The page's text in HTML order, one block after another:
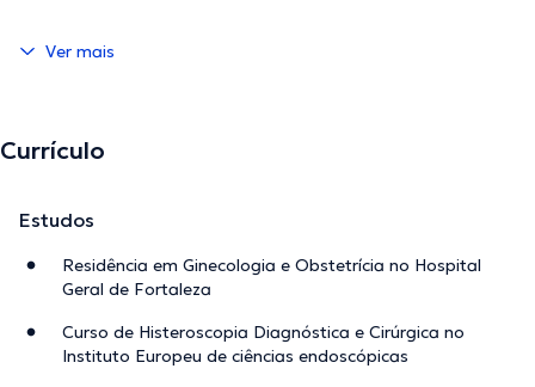
Ver mais
Currículo
Estudos
Residência em Ginecologia e Obstetrícia no Hospital
Geral de Fortaleza
Curso de Histeroscopia Diagnóstica e Cirúrgica no
Instituto Europeu de ciências endoscópicas